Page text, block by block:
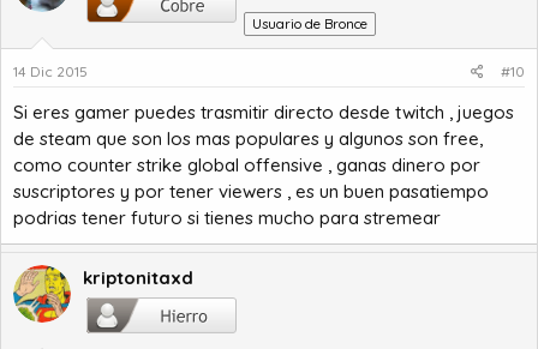
Usuario de Bronce
14 Dic 2015 #10
Si eres gamer puedes trasmitir directo desde twitch , juegos
de steam que son los mas populares y algunos son free,
como counter strike global offensive , ganas dinero por
suscriptores y por tener viewers , es un buen pasatiempo
podrias tener futuro si tienes mucho para stremear
kriptonitaxd